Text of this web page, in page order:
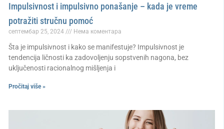
Impulsivnost i impulsivno ponašanje – kada je vreme
potražiti stručnu pomoć
септембар 25, 2024 Нема коментара
Šta je impulsivnost i kako se manifestuje? Impulsivnost je
tendencija ličnosti ka zadovoljenju sopstvenih nagona, bez
uključenosti racionalnog mišljenja i
Pročitaj više »